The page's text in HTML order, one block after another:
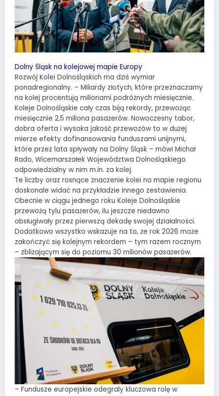
Dolny Śląsk na kolejowej mapie Europy
Rozwój Kolei Dolnośląskich ma dziś wymiar
ponadregionalny. – Miliardy złotych, które przeznaczamy
na kolej procentują milionami podróżnych miesięcznie.
Koleje Dolnośląskie cały czas biją rekordy, przewożąc
miesięcznie 2,5 miliona pasażerów. Nowoczesny tabor,
dobra oferta i wysoka jakość przewozów to w dużej
mierze efekty dofinansowania funduszami unijnymi,
które przez lata spływały na Dolny Śląsk – mówi Michał
Rado, Wicemarszałek Województwa Dolnośląskiego
odpowiedzialny w nim m.in. za kolej.
Te liczby oraz rosnące znaczenie kolei na mapie regionu
doskonale widać na przykładzie innego zestawienia.
Obecnie w ciągu jednego roku Koleje Dolnośląskie
przewożą tylu pasażerów, ilu jeszcze niedawno
obsługiwały przez pierwszą dekadę swojej działalności.
Dodatkowo wszystko wskazuje na to, że rok 2026 może
zakończyć się kolejnym rekordem – tym razem rocznym
– zbliżającym się do poziomu 30 milionów pasażerów.
– Fundusze europejskie odegraly kluczowa rolę w